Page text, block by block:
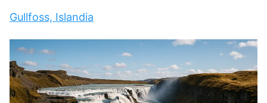
Gullfoss, Islandia